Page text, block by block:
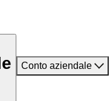
Conto aziendale